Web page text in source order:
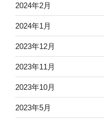
2024年2月
2024年1月
2023年12月
2023年11月
2023年10月
2023年5月